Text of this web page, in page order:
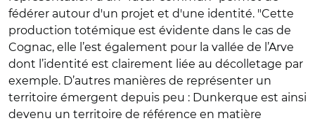
fédérer autour d'un projet et d'une identité. "Cette
production totémique est évidente dans le cas de
Cognac, elle l’est également pour la vallée de l’Arve
dont l’identité est clairement liée au décolletage par
exemple. D’autres manières de représenter un
territoire émergent depuis peu : Dunkerque est ainsi
devenu un territoire de référence en matière